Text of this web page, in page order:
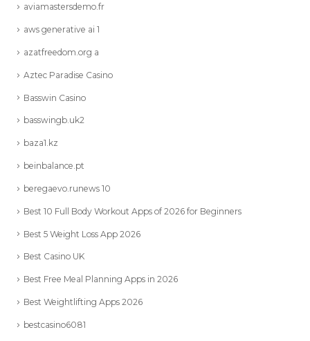
aviamastersdemo.fr
aws generative ai 1
azatfreedom.org a
Aztec Paradise Casino
Basswin Casino
basswingb.uk2
baza1.kz
beinbalance.pt
beregaevo.runews 10
Best 10 Full Body Workout Apps of 2026 for Beginners
Best 5 Weight Loss App 2026
Best Casino UK
Best Free Meal Planning Apps in 2026
Best Weightlifting Apps 2026
bestcasino6081